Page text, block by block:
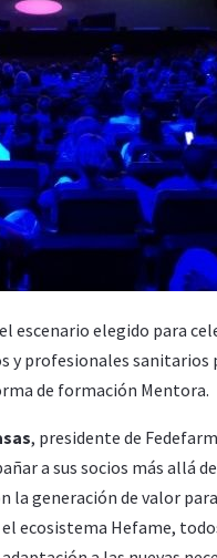
escenario elegido para
y profesionales
de formación Mentora.
, presidente de
a sus socios más allá
la generación de valor
ecosistema Hefame,